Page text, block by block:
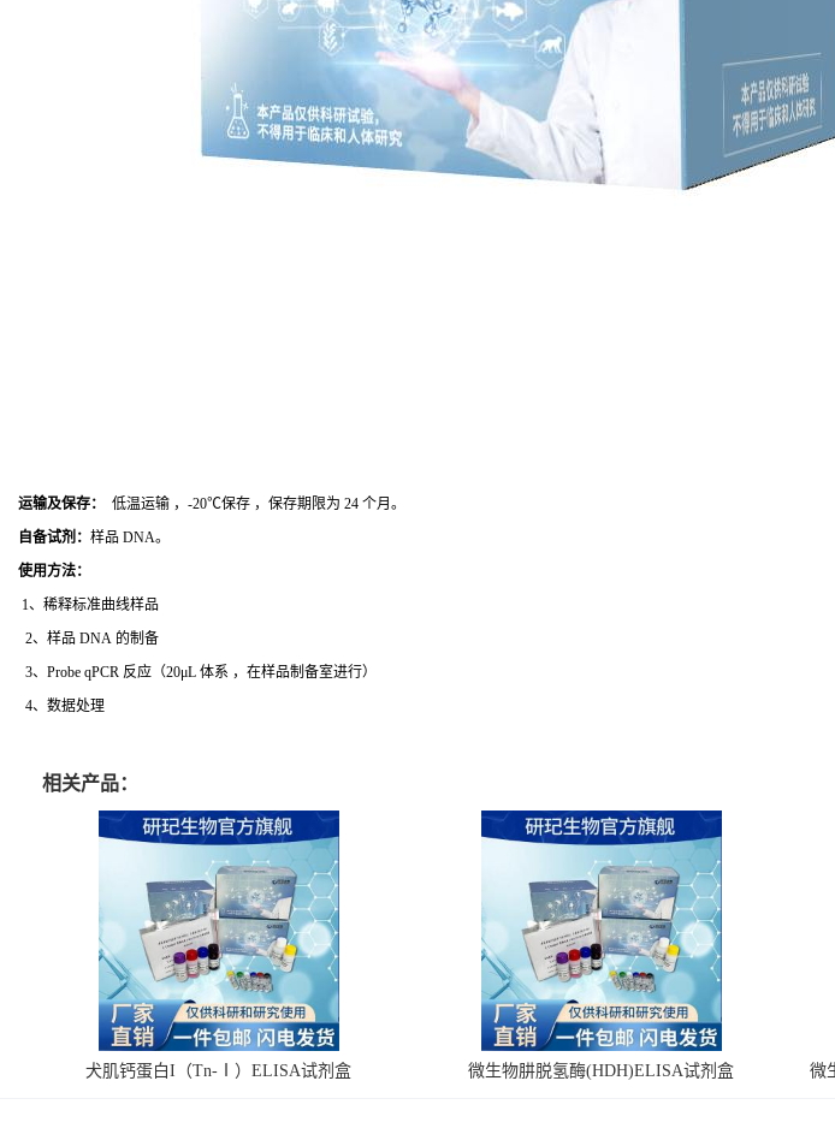
运输及保存：
低温运输 ，-20℃保存 ，保存期限为 24 个月。
自备试剂： 样品 DNA。
使用方法：
1、稀释标准曲线样品
2、样品 DNA 的制备
3、Probe qPCR 反应（20μL 体系 ，在样品制备室进行）
4、数据处理
相关产品：
犬肌钙蛋白I（Tn-Ⅰ）ELISA试剂盒 微生物肼脱氢酶(HDH)ELISA试剂盒
微